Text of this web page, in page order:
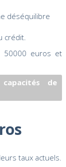
déséquilibre
crédit.
50000 euros et
de
taux actuels.